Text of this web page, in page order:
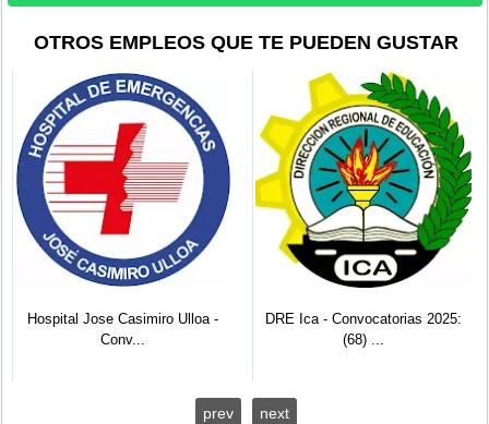
OTROS EMPLEOS QUE TE PUEDEN GUSTAR
Hospital Jose Casimiro Ulloa -
Conv...
DRE Ica - Convocatorias 2025:
(68) ...
prev next